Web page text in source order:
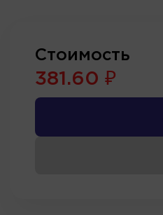
Стоимость
381.60 ₽